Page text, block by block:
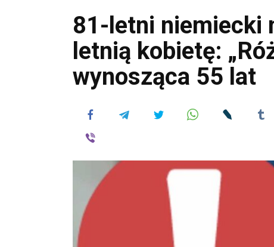
81-letni niemiecki
letnią kobietę:
wynosząca 55 lat